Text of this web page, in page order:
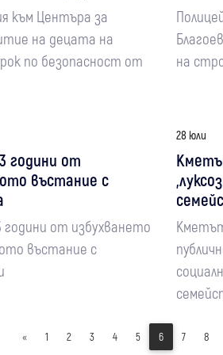
към Центъра за
на децата на
по безопасност от
на
години от
въстание с
години от избухването
въстание с
28 юли
« 1 2 3 4 5 6 7 8